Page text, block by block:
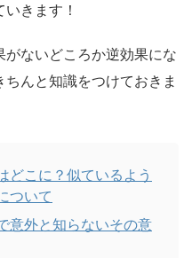
きます！
ないどころか逆効果にな
んと知識をつけておきま
どこに？似ているよう
ついて
意外と知らないその意